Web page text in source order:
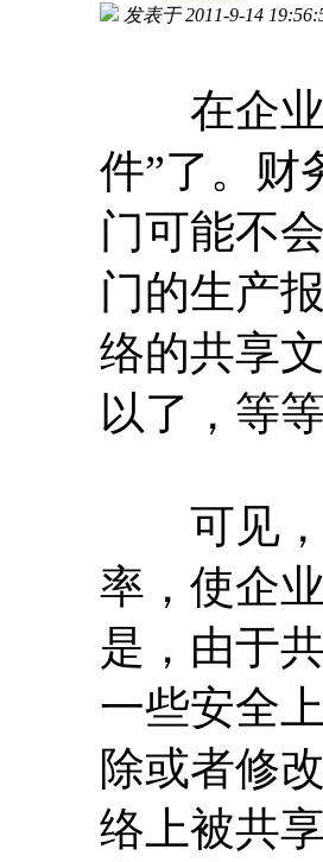
发表于 2011-9-14
在企业
件”了。财
门可能不
门的生产
络的共享
以了，等
可见，
率，使企
是，由于
一些安全
除或者修
络上被共